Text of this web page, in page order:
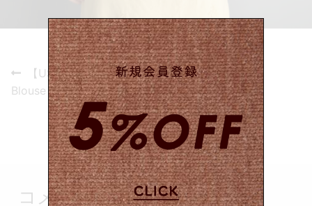
投
稿
Previous
post:
【USED&VINTAGE】
Blouse / Black #8504
コメントを残す